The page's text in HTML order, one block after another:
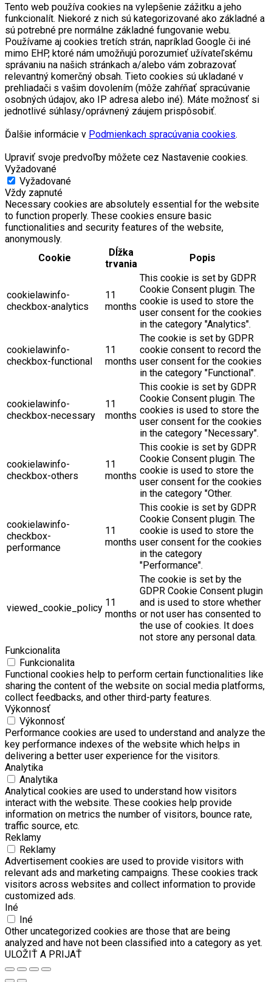
Tento web používa cookies na vylepšenie zážitku a jeho
funkcionalít. Niekoré z nich sú kategorizované ako základné a
sú potrebné pre normálne základné fungovanie webu.
Používame aj cookies tretích strán, napríklad Google či iné
mimo EHP, ktoré nám umožňujú porozumieť užívateľskému
správaniu na našich stránkach a/alebo vám zobrazovať
relevantný komerčný obsah. Tieto cookies sú ukladané v
prehliadači s vašim dovolením (môže zahŕňať spracúvanie
osobných údajov, ako IP adresa alebo iné). Máte možnosť si
jednotlivé súhlasy/oprávnený záujem prispôsobiť.
Ďalšie informácie v Podmienkach spracúvania cookies.
Upraviť svoje predvoľby môžete cez Nastavenie cookies.
Vyžadované
Vyžadované
Vždy zapnuté
Necessary cookies are absolutely essential for the website
to function properly. These cookies ensure basic
functionalities and security features of the website,
anonymously.
Cookie
Dĺžka
trvania
Popis
cookielawinfo-
checkbox-analytics
11
months
This cookie is set by GDPR
Cookie Consent plugin. The
cookie is used to store the
user consent for the cookies
in the category "Analytics".
cookielawinfo-
checkbox-functional
11
months
The cookie is set by GDPR
cookie consent to record the
user consent for the cookies
in the category "Functional".
cookielawinfo-
checkbox-necessary
11
months
This cookie is set by GDPR
Cookie Consent plugin. The
cookies is used to store the
user consent for the cookies
in the category "Necessary".
cookielawinfo-
checkbox-others
11
months
This cookie is set by GDPR
Cookie Consent plugin. The
cookie is used to store the
user consent for the cookies
in the category "Other.
cookielawinfo-
checkbox-
performance
11
months
This cookie is set by GDPR
Cookie Consent plugin. The
cookie is used to store the
user consent for the cookies
in the category
"Performance".
viewed_cookie_policy 11
months
The cookie is set by the
GDPR Cookie Consent plugin
and is used to store whether
or not user has consented to
the use of cookies. It does
not store any personal data.
Funkcionalita
Funkcionalita
Functional cookies help to perform certain functionalities like
sharing the content of the website on social media platforms,
collect feedbacks, and other third-party features.
Výkonnosť
Výkonnosť
Performance cookies are used to understand and analyze the
key performance indexes of the website which helps in
delivering a better user experience for the visitors.
Analytika
Analytika
Analytical cookies are used to understand how visitors
interact with the website. These cookies help provide
information on metrics the number of visitors, bounce rate,
traffic source, etc.
Reklamy
Reklamy
Advertisement cookies are used to provide visitors with
relevant ads and marketing campaigns. These cookies track
visitors across websites and collect information to provide
customized ads.
Iné
Iné
Other uncategorized cookies are those that are being
analyzed and have not been classified into a category as yet.
ULOŽIŤ A PRIJAŤ